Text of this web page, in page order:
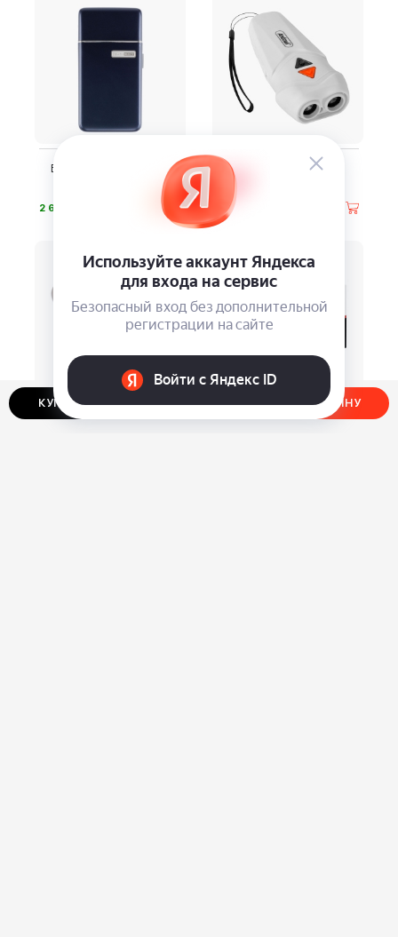
КУПИТЬ В ОДИН КЛИК ДОБАВИТЬ В КОРЗИНУ
Бритва-шейвер Dewal
2 690
Отпугиватель собак
1 950
Расческа Dewal Beauty
Набор сменных лезвий